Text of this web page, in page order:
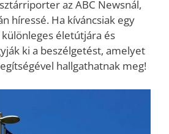
az ABC Newsnál,
híressé. Ha kíváncsiak egy
életútjára és
ki a beszélgetést, amelyet
hallgathatnak meg!